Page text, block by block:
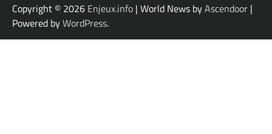
Copyright © 2026 Enjeux.info | World News byAscendoor |
Powered byWordPress.